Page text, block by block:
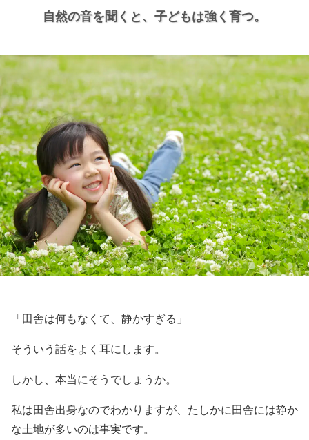
自然の音を聞くと、 子どもは強く育つ。
「田舎は何もなくて、静かすぎる」
そういう話をよく耳にします。
しかし、本当にそうでしょうか。
私は田舎出身なのでわかりますが、たしかに田舎には静か
な土地が多いのは事実です。